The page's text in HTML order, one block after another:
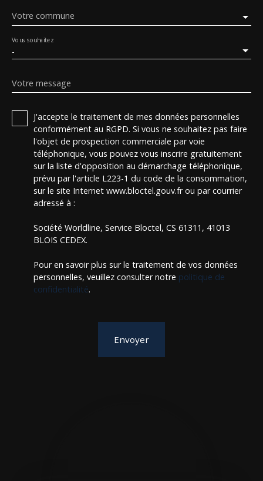
Votre commune
-
Vous souhaitez
Votre message
J'accepte le traitement de mes données personnelles
conformément au RGPD. Si vous ne souhaitez pas faire
l'objet de prospection commerciale par voie
téléphonique, vous pouvez vous inscrire gratuitement
sur la liste d'opposition au démarchage téléphonique,
prévu par l'article L223-1 du code de la consommation,
sur le site Internet www.bloctel.gouv.fr ou par courrier
adressé à :
Société Worldline, Service Bloctel, CS 61311, 41013
BLOIS CEDEX.
Pour en savoir plus sur le traitement de vos données
personnelles, veuillez consulter notre politique de
confidentialité.
Envoyer